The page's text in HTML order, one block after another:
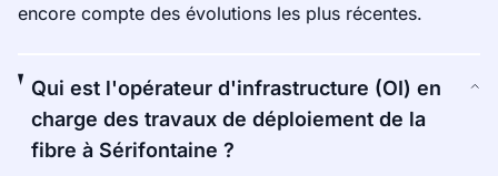
encore compte des évolutions les plus récentes.
Qui est l'opérateur d'infrastructure (OI) en
charge des travaux de déploiement de la
fibre à Sérifontaine ?